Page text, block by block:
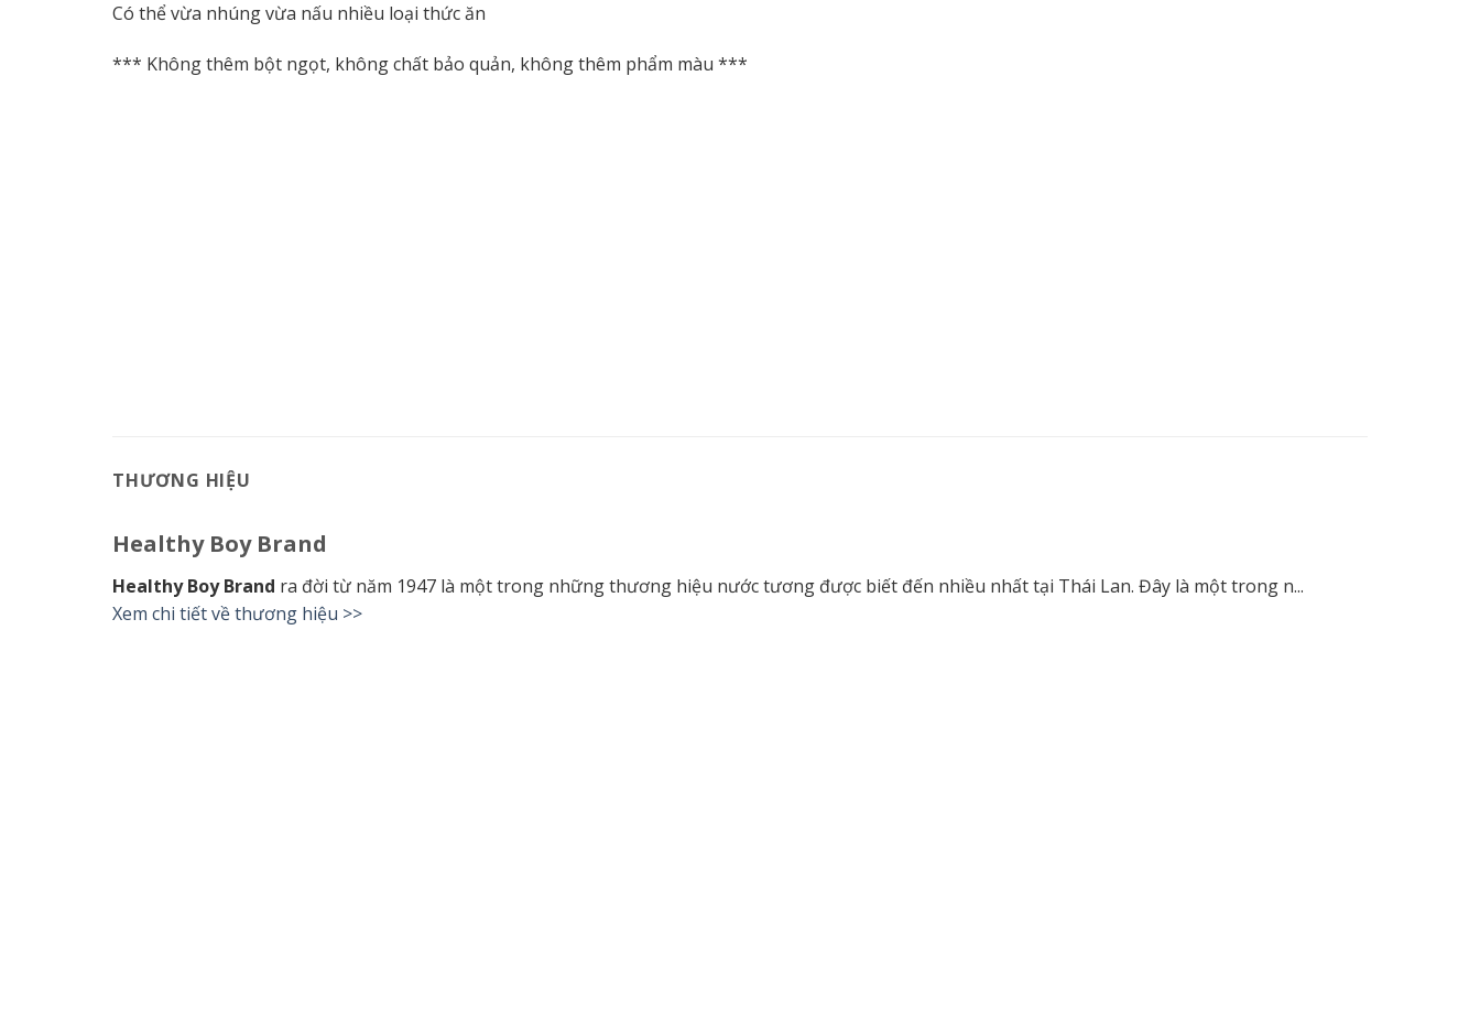
Có thể vừa nhúng vừa nấu nhiều loại thức ăn
*** Không thêm bột ngọt, không chất bảo quản, không thêm phẩm màu ***
THƯƠNG HIỆU
Healthy Boy Brand
Healthy Boy Brand ra đời từ năm 1947 là một trong những thương hiệu nước tương được biết đến nhiều nhất tại ​​Thái Lan. Đây là một trong n...
Xem chi tiết về thương hiệu >>